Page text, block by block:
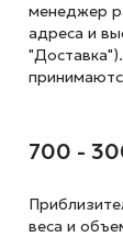
менеджер
адреса и
700 -
веса и